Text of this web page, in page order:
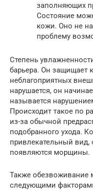
заполняющих
Состояние
кожи. Оно не
проблему
Степень
барьера. Он защищает
неблагоприятных
нарушается, он
называется
Происходит такое по
из-за обычной
подобранного ухода.
привлекательный вид,
появляются морщины.
Также обезвоживание
следующими